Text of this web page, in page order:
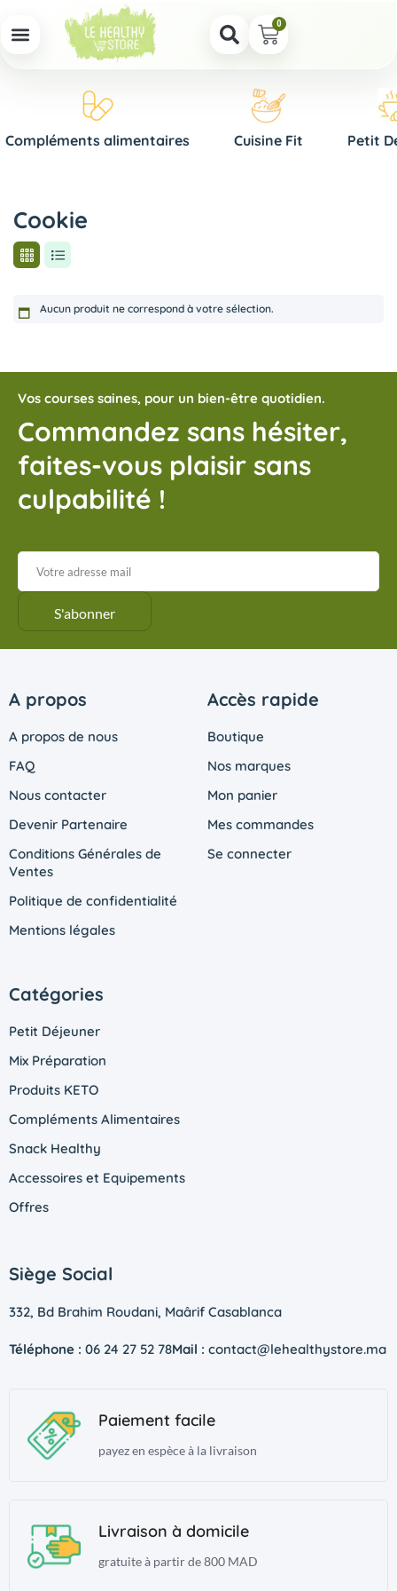
0
Compléments alimentaires Cuisine Fit Petit
Cookie
Aucun produit ne correspond à votre sélection.
Vos courses saines, pour un bien-être quotidien.
Commandez sans hésiter,
faites-vous plaisir sans
culpabilité !
A propos
A propos de nous
FAQ
Nous contacter
Devenir Partenaire
Conditions Générales de
Ventes
Politique de confidentialité
Mentions légales
Accès rapide
Boutique
Nos marques
Mon panier
Mes commandes
Se connecter
Catégories
Petit Déjeuner
Mix Préparation
Produits KETO
Compléments Alimentaires
Snack Healthy
Accessoires et Equipements
Offres
Siège Social
332, Bd Brahim Roudani, Maârif Casablanca
Téléphone : 06 24 27 52 78Mail : contact@lehealthystore.ma
Paiement facile
payez en espèce à la livraison
Livraison à domicile
gratuite à partir de 800 MAD